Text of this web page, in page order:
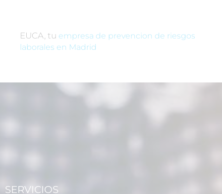
EUCA, tu empresa de prevencion de riesgos
laborales en Madrid
SERVICIOS